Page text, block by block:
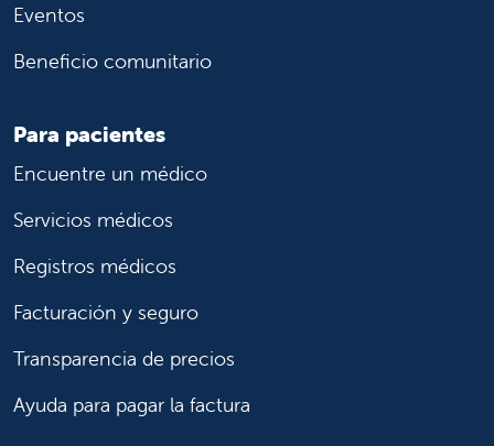
Eventos
Beneficio comunitario
Para pacientes
Encuentre un médico
Servicios médicos
Registros médicos
Facturación y seguro
Transparencia de precios
Ayuda para pagar la factura